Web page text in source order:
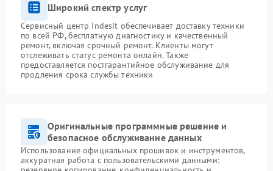
Широкий спектр услуг
Сервисный центр Indesit обеспечивает доставку техники
по всей РФ, бесплатную диагностику и качественный
ремонт, включая срочный ремонт. Клиенты могут
отслеживать статус ремонта онлайн. Также
предоставляется постгарантийное обслуживание для
продления срока службы техники
Оригинальные программные решение и
безопасное обслуживание данных
Использование официальных прошивок и инструментов,
аккуратная работа с пользовательскими данными: